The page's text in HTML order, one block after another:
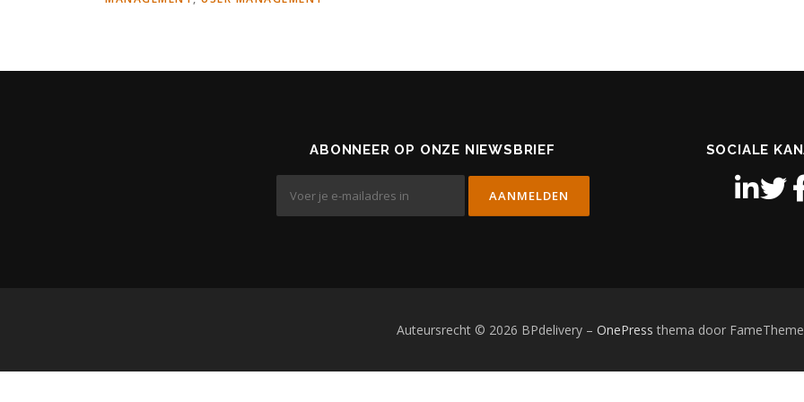
ABONNEER OP ONZE NIEWSBRIEF SOCIALE
Auteursrecht © 2026 BPdelivery – OnePress thema door